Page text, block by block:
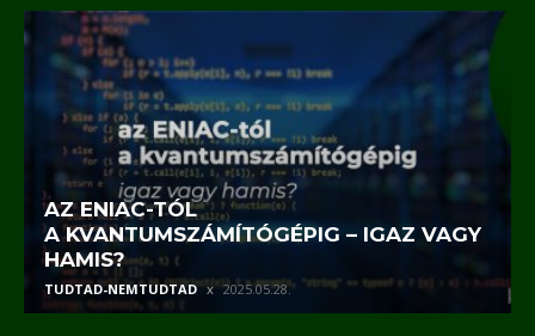
AZ ENIAC-TÓL
A KVANTUMSZÁMÍTÓGÉPIG – IGAZ VAGY
HAMIS?
TUDTAD-NEMTUDTAD 2025.05.28.